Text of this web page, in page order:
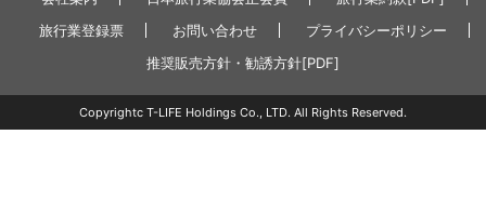
旅行業登録票
お問い合わせ
プライバシーポリシー
推奨販売方針・勧誘方針[PDF]
Copyrightc T-LIFE Holdings Co., LTD. All Rights Reserved.